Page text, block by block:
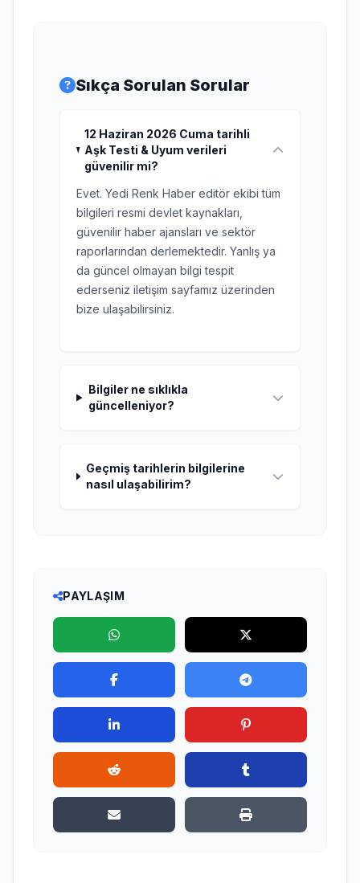
Sıkça Sorulan Sorular
12 Haziran 2026 Cuma tarihli
Aşk Testi & Uyum verileri
güvenilir mi?
Evet. Yedi Renk Haber editör ekibi tüm
bilgileri resmi devlet kaynakları,
güvenilir haber ajansları ve sektör
raporlarından derlemektedir. Yanlış ya
da güncel olmayan bilgi tespit
ederseniz iletişim sayfamız üzerinden
bize ulaşabilirsiniz.
Bilgiler ne sıklıkla
güncelleniyor?
Geçmiş tarihlerin bilgilerine
nasıl ulaşabilirim?
PAYLAŞIM